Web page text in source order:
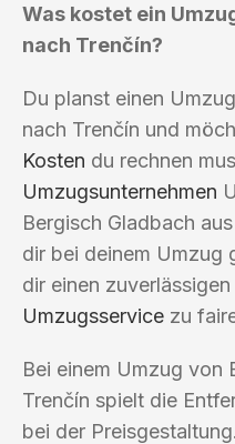
Was kostet ein
nach Trenčín?
Du planst einen
nach Trenčín und
Kosten du rechnen
Umzugsunternehmen
Bergisch Gladbach
dir bei deinem Umzug
dir einen
Umzugsservice zu
Bei einem Umzug von
Trenčín spielt die
bei der